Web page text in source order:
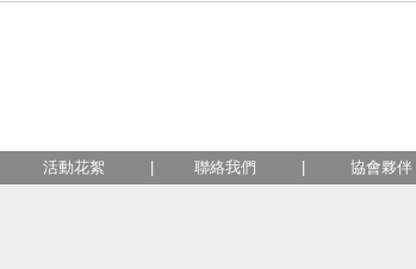
活動花絮 聯絡我們 協會夥伴